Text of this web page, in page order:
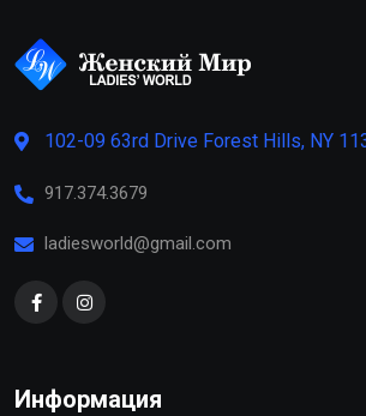
102-09 63rd Drive Forest Hills, NY
917.374.3679
ladiesworld@gmail.com
Информация